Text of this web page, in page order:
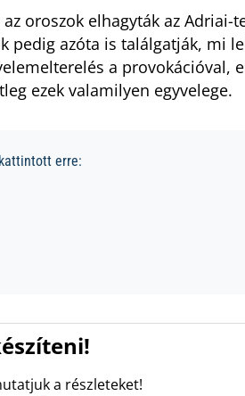
oroszok elhagyták az Adriai-
pedig azóta is találgatják, mi
a provokációval,
ezek valamilyen egyvelege.
erre:
a részleteket!